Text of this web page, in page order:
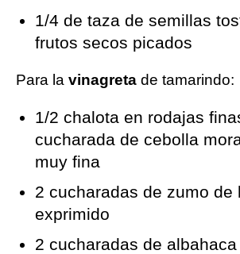
1/4 de taza de semillas
frutos secos picados
Para la vinagreta de tamarindo:
1/2 chalota en rodajas
cucharada de cebolla
muy fina
2 cucharadas de zumo de
exprimido
2 cucharadas de